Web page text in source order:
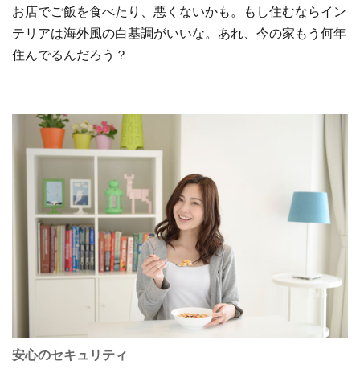
お店でご飯を食べたり、悪くないかも。もし住むならイン
テリアは海外風の白基調がいいな。あれ、今の家もう何年
住んでるんだろう？
安心のセキュリティ